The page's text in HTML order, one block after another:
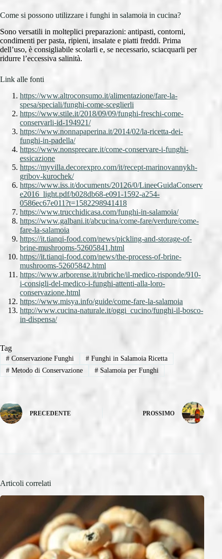
Come si possono utilizzare i funghi in salamoia in cucina?
Sono versatili in molteplici preparazioni: antipasti, contorni,
condimenti per pasta, ripieni, insalate e piatti freddi. Prima
dell’uso, è consigliabile scolarli e, se necessario, sciacquarli per
ridurre l’eccessiva salinità.
Link alle fonti
https://www.altroconsumo.it/alimentazione/fare-la-
spesa/speciali/funghi-come-sceglierli
https://www.stile.it/2018/09/09/funghi-freschi-come-
conservarli-id-194921/
https://www.nonnapaperina.it/2014/02/la-ricetta-dei-
funghi-in-padella/
https://www.nonsprecare.it/come-conservare-i-funghi-
essicazione
https://myvilla.decorexpro.com/it/recept-marinovannykh-
gribov-kurochek/
https://www.iss.it/documents/20126/0/LineeGuidaConserv
e2016_light.pdf/b028db68-e091-1592-a254-
0586ec67e011?t=1582298941418
https://www.trucchidicasa.com/funghi-in-salamoia/
https://www.galbani.it/abcucina/come-fare/verdure/come-
fare-la-salamoia
https://it.tianqi-food.com/news/pickling-and-storage-of-
brine-mushrooms-52605841.html
https://it.tianqi-food.com/news/the-process-of-brine-
mushrooms-52605842.html
https://www.arborense.it/rubriche/il-medico-risponde/910-
i-consigli-del-medico-i-funghi-attenti-alla-loro-
conservazione.html
https://www.misya.info/guide/come-fare-la-salamoia
http://www.cucina-naturale.it/oggi_cucino/funghi-il-bosco-
in-dispensa/
Tag
#Conservazione Funghi #Funghi in Salamoia Ricetta
#Metodo di Conservazione #Salamoia per Funghi
PRECEDENTE PROSSIMO
Articoli correlati